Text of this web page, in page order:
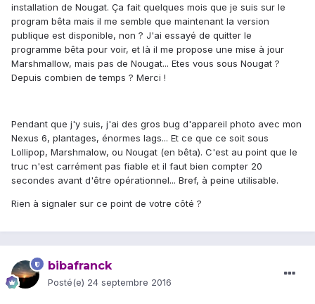
installation de Nougat. Ça fait quelques mois que je suis sur le
program bêta mais il me semble que maintenant la version
publique est disponible, non ? J'ai essayé de quitter le
programme bêta pour voir, et là il me propose une mise à jour
Marshmallow, mais pas de Nougat... Etes vous sous Nougat ?
Depuis combien de temps ? Merci !
Pendant que j'y suis, j'ai des gros bug d'appareil photo avec mon
Nexus 6, plantages, énormes lags... Et ce que ce soit sous
Lollipop, Marshmalow, ou Nougat (en bêta). C'est au point que le
truc n'est carrément pas fiable et il faut bien compter 20
secondes avant d'être opérationnel... Bref, à peine utilisable.
Rien à signaler sur ce point de votre côté ?
bibafranck
Posté(e) 24 septembre 2016